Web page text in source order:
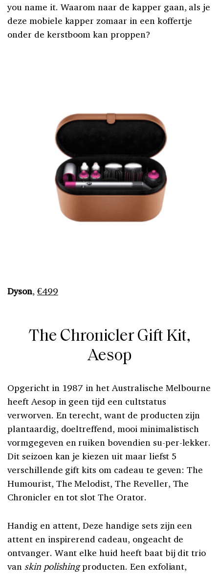
you name it. Waarom naar de kapper gaan, als je
deze mobiele kapper zomaar in een koffertje
onder de kerstboom kan proppen?
Dyson, €499
The Chronicler Gift Kit,
Aesop
Opgericht in 1987 in het Australische Melbourne
heeft Aesop in geen tijd een cultstatus
verworven. En terecht, want de producten zijn
plantaardig, doeltreffend, mooi minimalistisch
vormgegeven en ruiken bovendien su-per-lekker.
Dit seizoen kan je kiezen uit maar liefst 5
verschillende gift kits om cadeau te geven: The
Humourist, The Melodist, The Reveller, The
Chronicler en tot slot The Orator.
Handig en attent, Deze handige sets zijn een
attent en inspirerend cadeau, ongeacht de
ontvanger. Want elke huid heeft baat bij dit trio
vanskin polishingproducten. Een exfoliant,